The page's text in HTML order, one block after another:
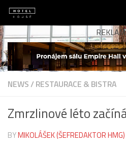
Skip to content
NEWS/RESTAURACE & BISTRA
Zmrzlinové léto
BYMIKOLÁŠEK (ŠEFREDAKTOR HMG)